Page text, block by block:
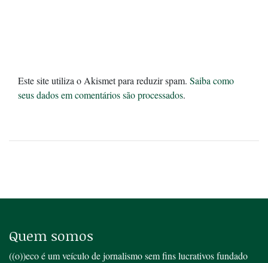
Este site utiliza o Akismet para reduzir spam. Saiba como
seus dados em comentários são processados.
Quem somos
((o))eco é um veículo de jornalismo sem fins lucrativos fundado